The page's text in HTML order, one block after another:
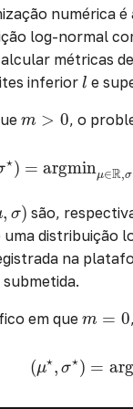
numérica
log-normal
métricas
inferior ll e
m > 0
m >0 , o
⋆) = argminμ∈R,σ
, σ)
σ são,
uma distribuição
na
em que m = 0
m
(μ⋆, σ⋆) =